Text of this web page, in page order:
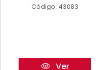
Código: 43083
Ver